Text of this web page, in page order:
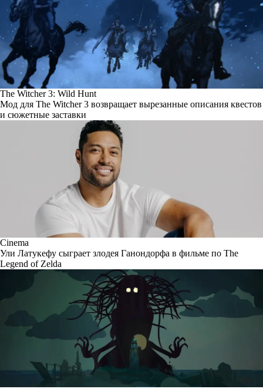
The Witcher 3: Wild Hunt
Мод для The Witcher 3 возвращает вырезанные описания квестов
и сюжетные заставки
Cinema
Ули Латукефу сыграет злодея Ганондорфа в фильме по The
Legend of Zelda